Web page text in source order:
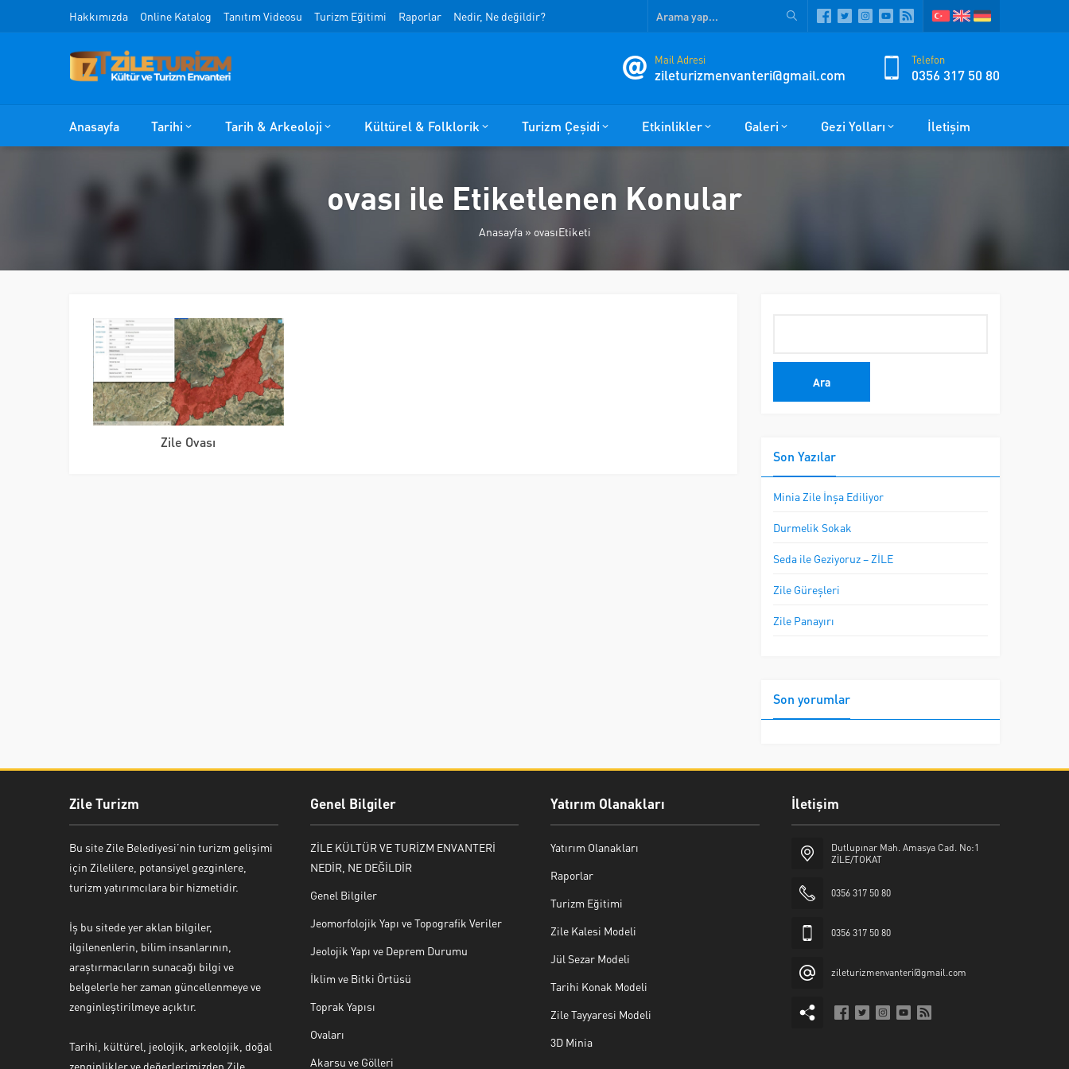
Hakkımızda Online Katalog Tanıtım Videosu Turizm Eğitimi Raporlar Nedir, Ne değildir?
Mail Adresi
zileturizmenvanteri@gmail.com
Telefon
0356 317 50 80
Anasayfa Tarihi Tarih & Arkeoloji Kültürel & Folklorik Turizm Çeşidi Etkinlikler Galeri Gezi Yolları İletişim
ovası ile Etiketlenen Konular
Anasayfa» ovasıEtiketi
Zile Ovası
Son Yazılar
Minia Zile İnşa Ediliyor
Durmelik Sokak
Seda ile Geziyoruz – ZİLE
Zile Güreşleri
Zile Panayırı
Son yorumlar
Zile Turizm
Bu site Zile Belediyesi’nin turizm gelişimi
için Zilelilere, potansiyel gezginlere,
turizm yatırımcılara bir hizmetidir.
İş bu sitede yer aklan bilgiler,
ilgilenenlerin, bilim insanlarının,
araştırmacıların sunacağı bilgi ve
belgelerle her zaman güncellenmeye ve
zenginleştirilmeye açıktır.
Tarihi, kültürel, jeolojik, arkeolojik, doğal
zenginlikler ve değerlerimizden Zile
Genel Bilgiler
ZİLE KÜLTÜR VE TURİZM ENVANTERİ
NEDİR, NE DEĞİLDİR
Genel Bilgiler
Jeomorfolojik Yapı ve Topografik Veriler
Jeolojik Yapı ve Deprem Durumu
İklim ve Bitki Örtüsü
Toprak Yapısı
Ovaları
Akarsu ve Gölleri
Yatırım Olanakları
Yatırım Olanakları
Raporlar
Turizm Eğitimi
Zile Kalesi Modeli
Jül Sezar Modeli
Tarihi Konak Modeli
Zile Tayyaresi Modeli
3D Minia
İletişim
Dutlupınar Mah. Amasya Cad. No:1
ZİLE/TOKAT
0356 317 50 80
0356 317 50 80
zileturizmenvanteri@gmail.com